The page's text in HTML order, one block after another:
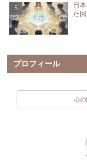
日
た
プロフィール
心